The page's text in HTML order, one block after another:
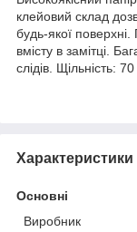
клейовий склад
будь-якої поверхні.
вмісту в замітці.
слідів. Щільність: 70
Характеристики
Основні
Виробник